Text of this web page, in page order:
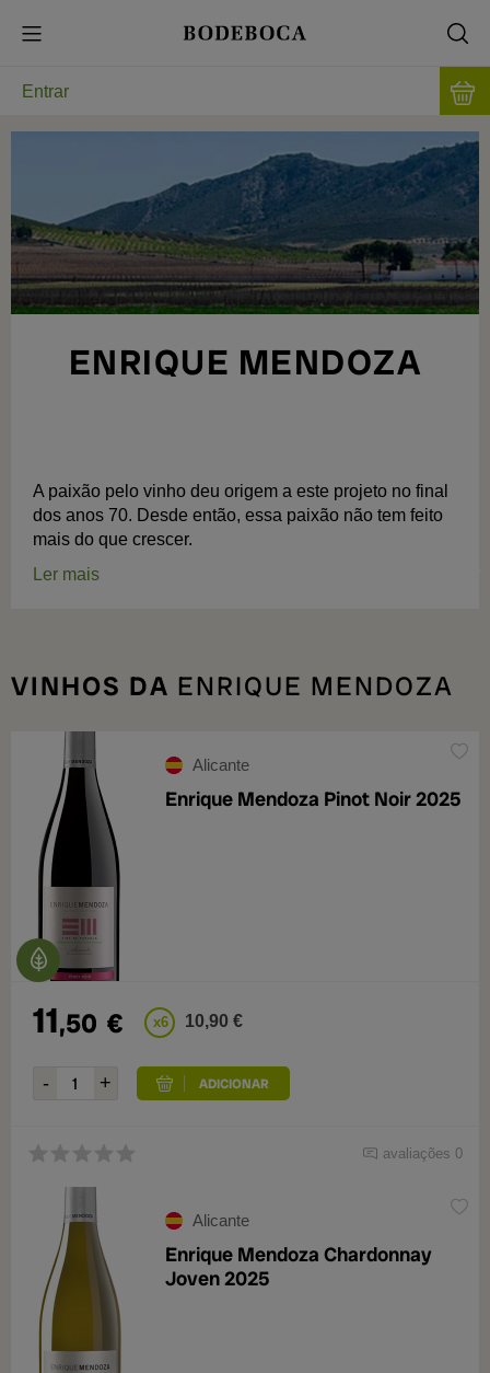
Entrar
ENRIQUE MENDOZA
A paixão pelo vinho deu origem a este projeto no final
dos anos 70. Desde então, essa paixão não tem feito
mais do que crescer.
Ler mais
VINHOS DA ENRIQUE MENDOZA
Alicante
Enrique Mendoza Pinot Noir 2025
11,50 € x6 10,90 €
avaliações 0
Alicante
Enrique Mendoza Chardonnay
Joven 2025